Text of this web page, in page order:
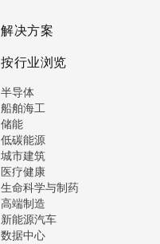
解决方案
按行业浏览
半导体
船舶海工
储能
低碳能源
城市建筑
医疗健康
生命科学与制药
高端制造
新能源汽车
数据中心